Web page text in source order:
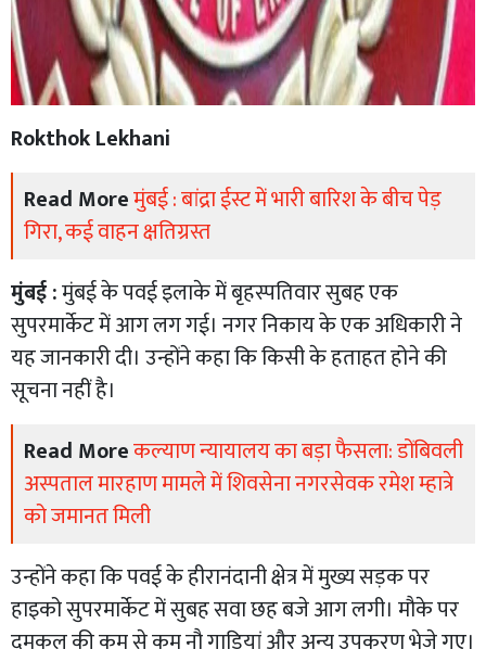
Rokthok Lekhani
Read Moreमुंबई : बांद्रा ईस्ट में भारी बारिश के बीच पेड़
गिरा, कई वाहन क्षतिग्रस्त
मुंबई :मुंबई के पवई इलाके में बृहस्पतिवार सुबह एक
सुपरमार्केट में आग लग गई। नगर निकाय के एक अधिकारी ने
यह जानकारी दी। उन्होंने कहा कि किसी के हताहत होने की
सूचना नहीं है।
Read Moreकल्याण न्यायालय का बड़ा फैसला: डोंबिवली
अस्पताल मारहाण मामले में शिवसेना नगरसेवक रमेश म्हात्रे
को जमानत मिली
उन्होंने कहा कि पवई के हीरानंदानी क्षेत्र में मुख्य सड़क पर
हाइको सुपरमार्केट में सुबह सवा छह बजे आग लगी। मौके पर